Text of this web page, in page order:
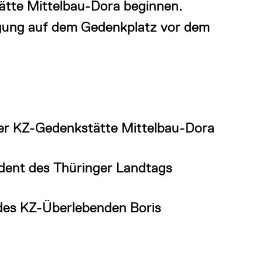
Mittelbau-Dora beginnen.
auf dem Gedenkplatz vor dem
KZ-Gedenkstätte Mittelbau-Dora
des Thüringer Landtags
KZ-Überlebenden Boris